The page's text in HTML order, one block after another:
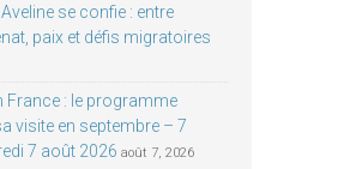
se confie : entre
paix et défis migratoires
France : le programme
visite en septembre – 7
7 août 2026 août 7, 2026